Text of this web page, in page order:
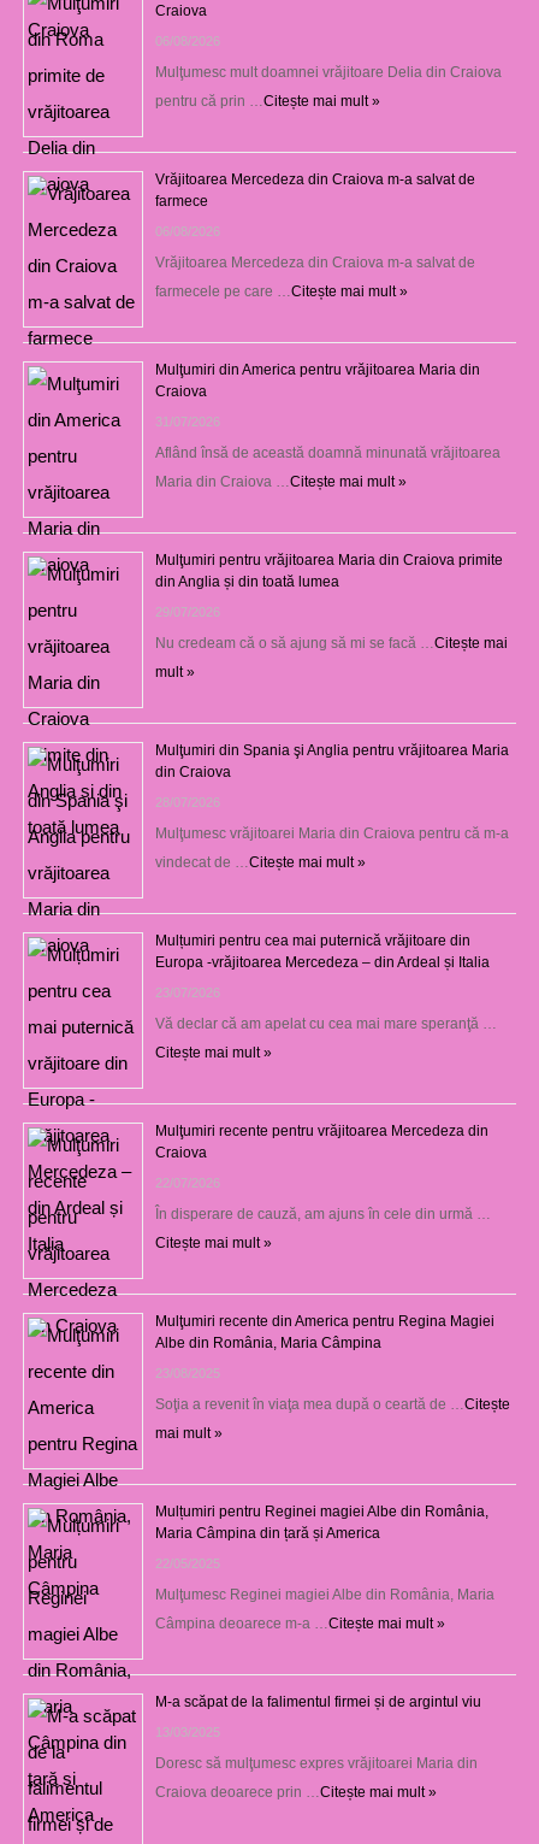
Craiova
06/08/2026
Mulţumesc mult doamnei vrăjitoare Delia din Craiova
pentru că prin …Citește mai mult »
Vrăjitoarea Mercedeza din Craiova m-a salvat de
farmece
06/08/2026
Vrăjitoarea Mercedeza din Craiova m-a salvat de
farmecele pe care …Citește mai mult »
Mulţumiri din America pentru vrăjitoarea Maria din
Craiova
31/07/2026
Aflând însă de această doamnă minunată vrăjitoarea
Maria din Craiova …Citește mai mult »
Mulţumiri pentru vrăjitoarea Maria din Craiova primite
din Anglia și din toată lumea
29/07/2026
Nu credeam că o să ajung să mi se facă …Citește mai
mult »
Mulţumiri din Spania şi Anglia pentru vrăjitoarea Maria
din Craiova
28/07/2026
Mulţumesc vrăjitoarei Maria din Craiova pentru că m-a
vindecat de …Citește mai mult »
Mulțumiri pentru cea mai puternică vrăjitoare din
Europa -vrăjitoarea Mercedeza – din Ardeal și Italia
23/07/2026
Vă declar că am apelat cu cea mai mare speranţă …
Citește mai mult »
Mulţumiri recente pentru vrăjitoarea Mercedeza din
Craiova
22/07/2026
În disperare de cauză, am ajuns în cele din urmă …
Citește mai mult »
Mulţumiri recente din America pentru Regina Magiei
Albe din România, Maria Câmpina
23/08/2025
Soţia a revenit în viaţa mea după o ceartă de …Citește
mai mult »
Mulțumiri pentru Reginei magiei Albe din România,
Maria Câmpina din țară și America
22/05/2025
Mulţumesc Reginei magiei Albe din România, Maria
Câmpina deoarece m-a …Citește mai mult »
M-a scăpat de la falimentul firmei și de argintul viu
13/03/2025
Doresc să mulţumesc expres vrăjitoarei Maria din
Craiova deoarece prin …Citește mai mult »